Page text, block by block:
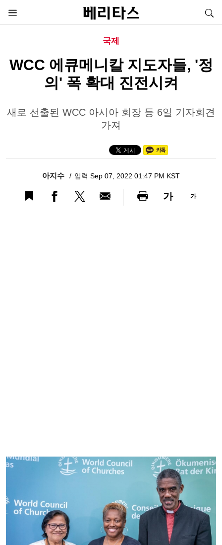
국제
WCC 에큐메니칼 지도자들, '정
의' 폭 확대 진전시켜
새로 선출된 WCC 아시아 회장 등 6일 기자회견
가져
아지수 입력 Sep 07, 2022 01:47 PM KST
가 가